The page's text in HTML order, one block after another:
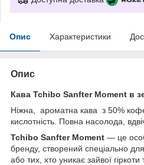
Опис Характеристики
Опис
Кава Tchibo Sanfter Moment в
Ніжна, ароматна кава з 50%
кислотність. Повна насолода,
Tchibo Sanfter Moment — це
бренду, створений спеціально
або тих, хто уникає зайвої гіркоти